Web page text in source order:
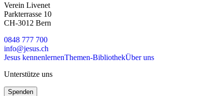
Verein Livenet
Parkterrasse 10
CH-3012 Bern
0848 777 700
info@jesus.ch
Jesus kennenlernenThemen-BibliothekÜber uns
Unterstütze uns
Spenden